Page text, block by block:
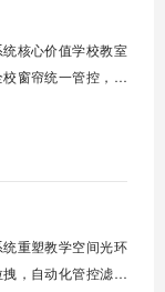
风扇管理方案。
核心价值学校教室
窗帘统一管控，提
全校窗帘开合，节
教学环境。节能减
使用寿命，降低学
重塑教学空间光环
，自动化管控滤除